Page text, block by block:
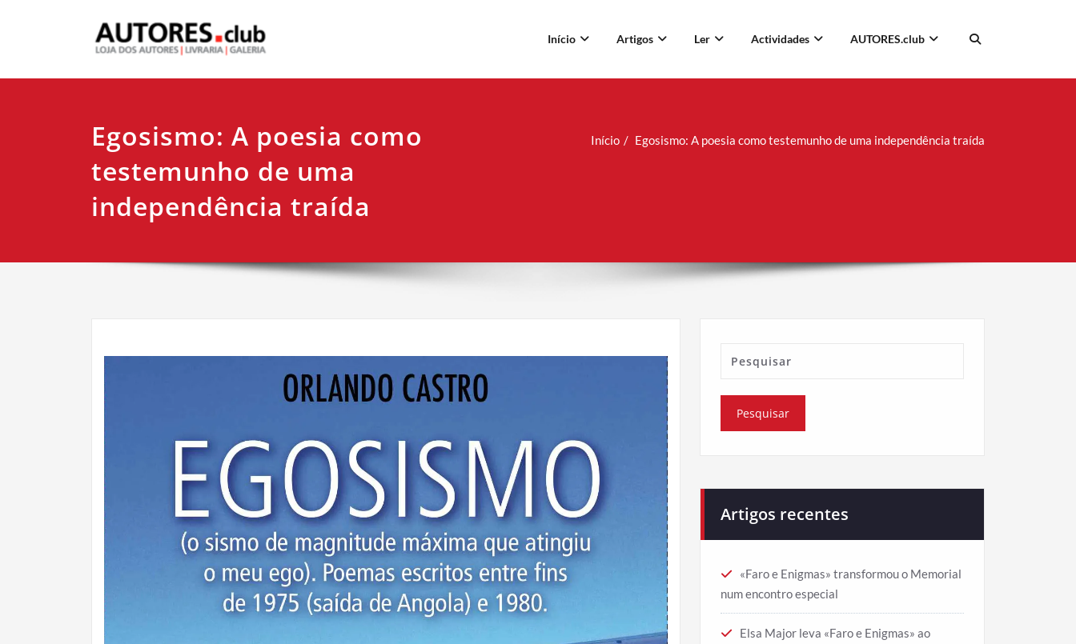
Início Artigos Ler Actividades AUTORES.club
Egosismo: A poesia como
testemunho de uma
independência traída
Início Egosismo: A poesia como testemunho de uma independência traída
Artigos recentes
«Faro e Enigmas» transformou o Memorial
num encontro especial
Elsa Major leva «Faro e Enigmas» ao